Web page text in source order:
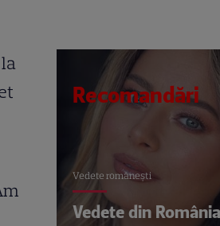
Recomandări
Vedete româneşti
Vedete din